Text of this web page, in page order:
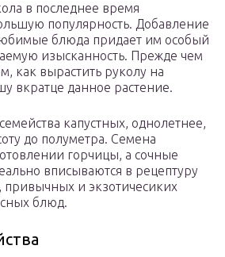
в последнее время
популярность. Добавление
блюда придает им особый
изысканность. Прежде чем
как вырастить руколу на
вкратце данное растение.
капустных, однолетнее,
до полуметра. Семена
горчицы, а сочные
вписываются в рецептуру
привычных и экзотичесиких
блюд.